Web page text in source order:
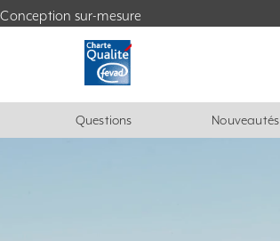
Conception sur-mesure
Questions Nouveautés